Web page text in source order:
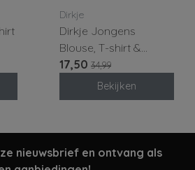
Dirkje
Dirkje Jongens
Blouse, T-shirt &
Shorts
17,50 34,99
Bekijken
nieuwsbrief en ontvang als